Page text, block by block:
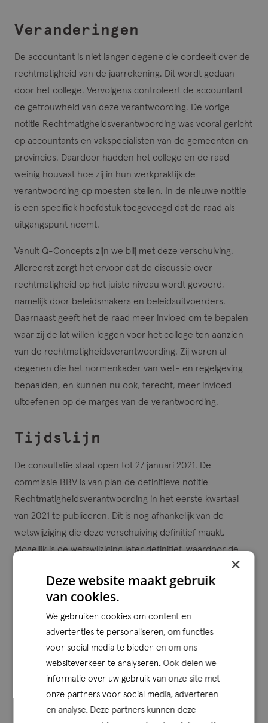
Veranderingen
De accountant is niet langer degene die oordeelt over de
rechtmatigheid van de jaarrekening. Dit wordt gedaan
door het college. Vervolgens controleert de accountant
de getrouwheid van deze verantwoording. De vorige
notitie Rechtmatigheidsverantwoording was vooral gericht
op accountants en vakspecialisten van de gemeenten en
provincies. Daardoor hadden het college en de raad
weinig houvast hoe zij in hun werkpraktijk de
verantwoording op moesten stellen. In de nieuwe notitie
is een specifiek hoofdstuk toegevoegd dat de raad als
uitgangspunt neemt.
Vanuit Q-Concepts zijn we blij met deze verschuiving.
Allereerst zorgt het ervoor dat de discussie over
rechtmatigheid op het juiste niveau wordt gevoerd,
namelijk door beleidsmakers en beleidsuitvoerders.
Daarnaast geeft het de raad meer invloed om te bepalen
waar zij de lat willen leggen voor het college ten aanzien
van de rechtmatigheidsverantwoording. Zij waren al
degenen die het normenkader van wet- en regelgeving
bepaalden, en kunnen nu ook, terecht, meer invloed
uitoefenen op de marges van de verantwoording.
Tijdslijn
De consultatie staat open tot 27 januari 2021. De
commissie BBV is van plan de definitieve notitie
Rechtmatigheidsverantwoording in het eerste kwartaal
van 2021 te publiceren. Dit is nog afhankelijk van de
wetswijziging die deze verschuiving definitief maakt.
Mogelijk is de wetswijziging later definitief, waardoor de
invoering van de rechtmatigheidsverantwoording wordt
uitgesteld naar boekjaar 2022. Dit heeft geen invloed op
de sluiting van de consultatie.
Geef jouw reactie op de
consultatie
Ben je werkzaam binnen een Gemeenteraad of College
van Burgemeesters & Wethouders? Laat dan zeker je
stem horen in deze consultatie. De commissie BBV heeft
×
Deze website maakt gebruik
van cookies.
We gebruiken cookies om content en
advertenties te personaliseren, om functies
voor social media te bieden en om ons
websiteverkeer te analyseren. Ook delen we
informatie over uw gebruik van onze site met
onze partners voor social media, adverteren
en analyse. Deze partners kunnen deze